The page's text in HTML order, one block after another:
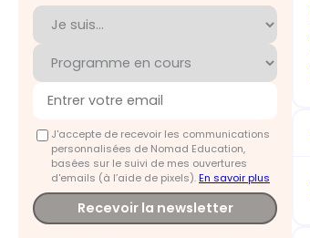
J'accepte de recevoir les communications
personnalisées de Nomad Education,
basées sur le suivi de mes ouvertures
d'emails (à l’aide de pixels).En savoir plus
Recevoir la newsletter